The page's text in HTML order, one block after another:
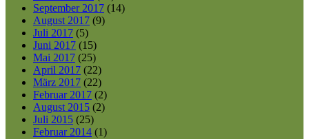
September 2017 (14)
August 2017 (9)
Juli 2017 (5)
Juni 2017 (15)
Mai 2017 (25)
April 2017 (22)
März 2017 (22)
Februar 2017 (2)
August 2015 (2)
Juli 2015 (25)
Februar 2014 (1)